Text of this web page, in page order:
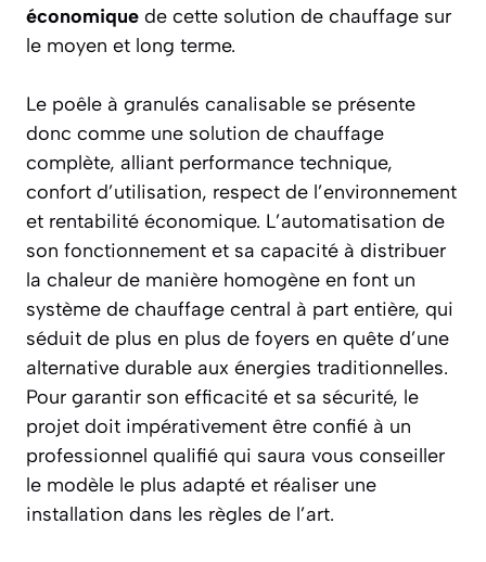
économique de cette solution de chauffage sur
le moyen et long terme.
Le poêle à granulés canalisable se présente
donc comme une solution de chauffage
complète, alliant performance technique,
confort d’utilisation, respect de l’environnement
et rentabilité économique. L’automatisation de
son fonctionnement et sa capacité à distribuer
la chaleur de manière homogène en font un
système de chauffage central à part entière, qui
séduit de plus en plus de foyers en quête d’une
alternative durable aux énergies traditionnelles.
Pour garantir son efficacité et sa sécurité, le
projet doit impérativement être confié à un
professionnel qualifié qui saura vous conseiller
le modèle le plus adapté et réaliser une
installation dans les règles de l’art.